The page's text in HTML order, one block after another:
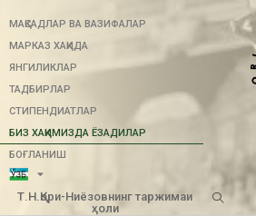
МАҚСАДЛАР ВА ВАЗИФАЛАР
МАРКАЗ ХАҚИДА
ЯНГИЛИКЛАР
ТАДБИРЛАР
СТИПЕНДИАТЛАР
БИЗ ХАҚИМИЗДА ЁЗАДИЛАР
БОҒЛАНИШ
Т.Н.Қори-Ниёзовнинг таржимаи
ҳоли